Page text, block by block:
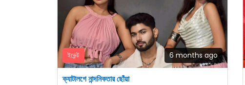
ইভেন্ট 6 months ago
ক্যাটালগে নান্দনিকতার ছোঁয়া